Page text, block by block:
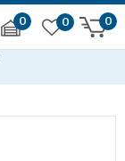
0 0
0